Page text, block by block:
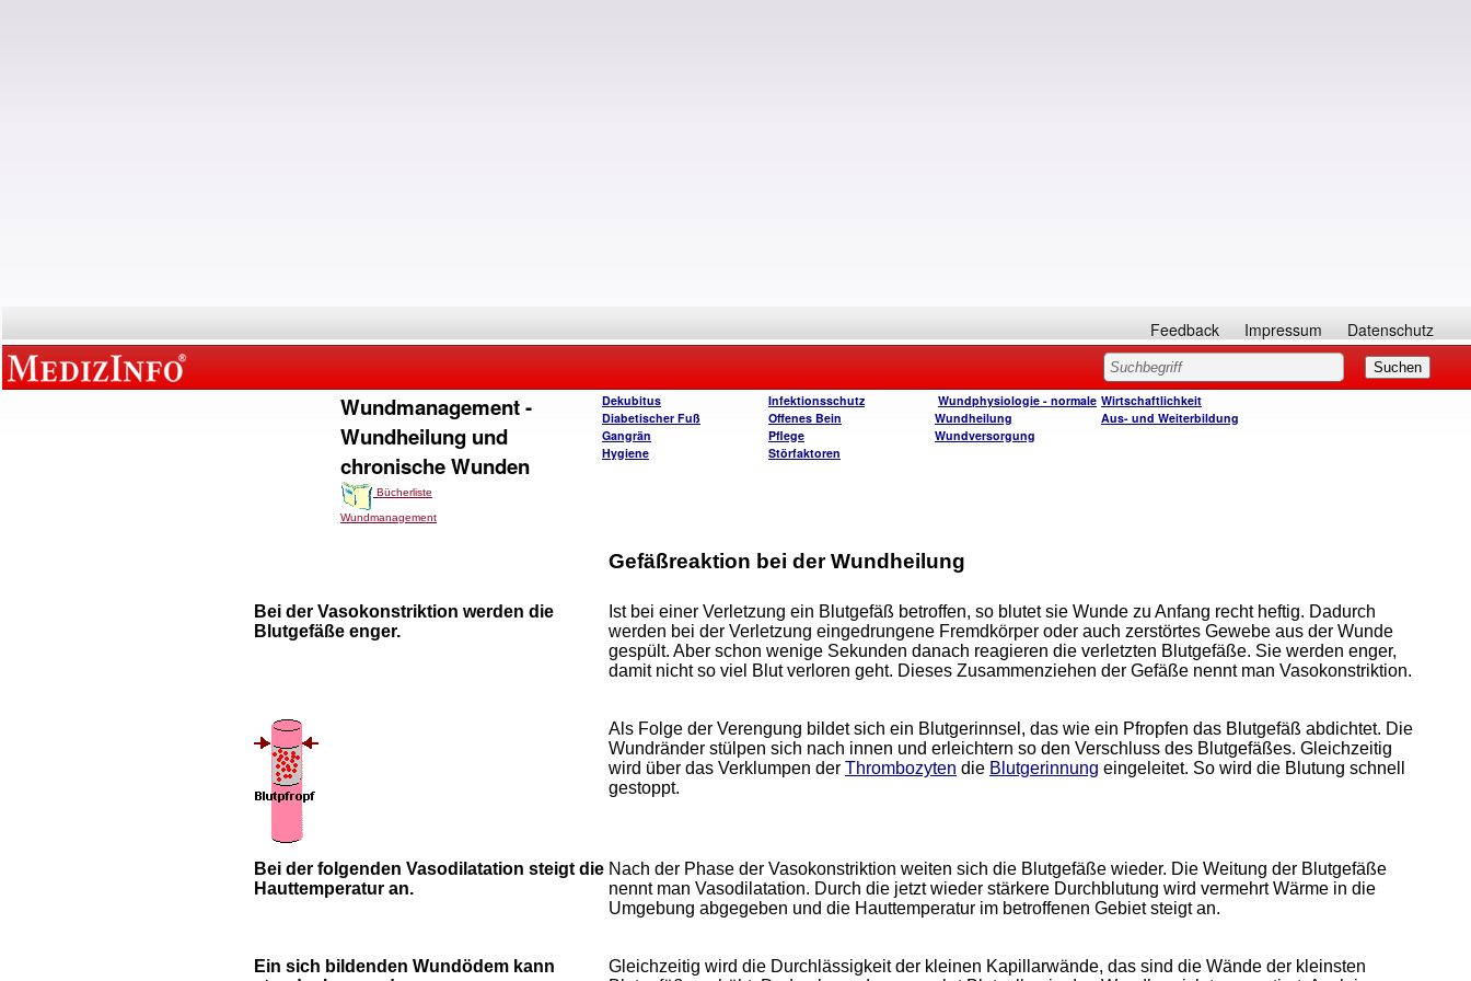
Feedback Impressum Datenschutz
Wundmanagement -
Wundheilung und
chronische Wunden
Bücherliste
Wundmanagement
Dekubitus
Diabetischer Fuß
Gangrän
Hygiene
Infektionsschutz
Offenes Bein
Pflege
Störfaktoren
Wundphysiologie - normale
Wundheilung
Wundversorgung
Wirtschaftlichkeit
Aus- und Weiterbildung
Gefäßreaktion bei der Wundheilung
Bei der Vasokonstriktion werden die
Blutgefäße enger.
Ist bei einer Verletzung ein Blutgefäß betroffen, so blutet sie Wunde zu Anfang recht heftig. Dadurch
werden bei der Verletzung eingedrungene Fremdkörper oder auch zerstörtes Gewebe aus der Wunde
gespült. Aber schon wenige Sekunden danach reagieren die verletzten Blutgefäße. Sie werden enger,
damit nicht so viel Blut verloren geht. Dieses Zusammenziehen der Gefäße nennt man Vasokonstriktion.
Als Folge der Verengung bildet sich ein Blutgerinnsel, das wie ein Pfropfen das Blutgefäß abdichtet. Die
Wundränder stülpen sich nach innen und erleichtern so den Verschluss des Blutgefäßes. Gleichzeitig
wird über das Verklumpen der Thrombozyten die Blutgerinnung eingeleitet. So wird die Blutung schnell
gestoppt.
Bei der folgenden Vasodilatation steigt die
Hauttemperatur an.
Nach der Phase der Vasokonstriktion weiten sich die Blutgefäße wieder. Die Weitung der Blutgefäße
nennt man Vasodilatation. Durch die jetzt wieder stärkere Durchblutung wird vermehrt Wärme in die
Umgebung abgegeben und die Hauttemperatur im betroffenen Gebiet steigt an.
Ein sich bildenden Wundödem kann
Gleichzeitig wird die Durchlässigkeit der kleinen Kapillarwände, das sind die Wände der kleinsten